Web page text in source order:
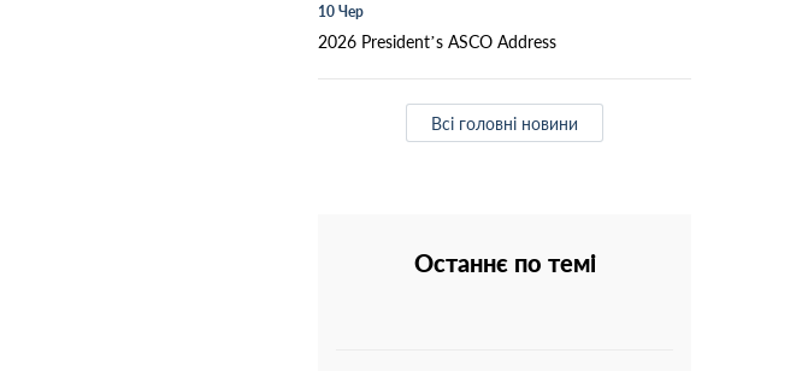
10 Чер
2026 President’s ASCO Address
Всі головні новини
Останнє по темі